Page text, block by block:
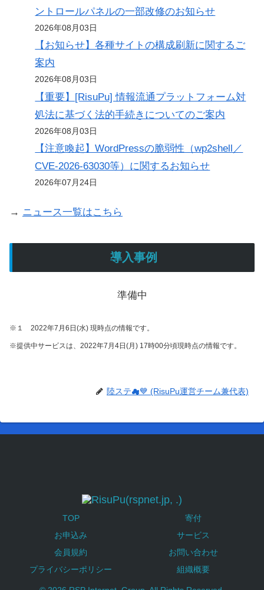
ントロールパネルの一部改修のお知らせ
2026年08月03日
【お知らせ】各種サイトの構成刷新に関するご
案内
2026年08月03日
【重要】[RisuPu] 情報流通プラットフォーム対
処法に基づく法的手続きについてのご案内
2026年08月03日
【注意喚起】WordPressの脆弱性（wp2shell／
CVE-2026-63030等）に関するお知らせ
2026年07月24日
→ ニュース一覧はこちら
導入事例
準備中
※１ 2022年7月6日(水) 現時点の情報です。
※提供中サービスは、2022年7月4日(月) 17時00分頃現時点の情報です。
陸ステ☁💙 (RisuPu運営チーム兼代表)
TOP
寄付
お申込み
サービス
会員規約
お問い合わせ
プライバシーポリシー
組織概要